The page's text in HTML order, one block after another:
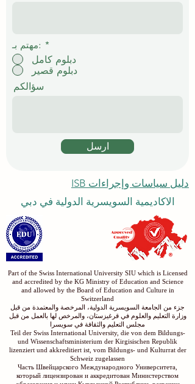
مهتم بـ: *
دبلوم كامل
دبلوم قصير
سؤالكم
ارسل
دليل سياسات وإجراءات ISB
الاكاديمية السويسرية الدولية في دبي
Part of the Swiss International University SIU which is Licensed
and accredited by the KG Ministry of Education and Science
and allowed by the Board of Education and Culture in
Switzerland
جزء من الجامعة السويسرية الدولية، المرخصة والمعتمدة من قبل
وزارة التعليم والعلوم في قرغيزستان، والمرخص لها بالعمل من قبل
مجلس التعليم والثقافة في سويسرا
Teil der Swiss International University, die von dem Bildungs-
und Wissenschaftsministerium der Kirgisischen Republik
lizenziert und akkreditiert ist, vom Bildungs- und Kulturrat der
Schweiz zugelassen
Часть Швейцарского Международного Университета,
который лицензирован и аккредитован Министерством